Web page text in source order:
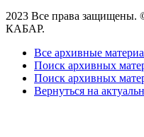
2023 Все права
КАБАР.
Все архивные
Поиск архивных
Поиск архивных
Вернуться на